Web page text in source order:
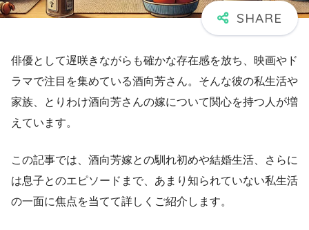
俳優として遅咲きながらも確かな存在感を放ち、映画やド
ラマで注目を集めている酒向芳さん。そんな彼の私生活や
家族、とりわけ酒向芳さんの嫁について関心を持つ人が増
えています。
この記事では、酒向芳嫁との馴れ初めや結婚生活、さらに
は息子とのエピソードまで、あまり知られていない私生活
の一面に焦点を当てて詳しくご紹介します。